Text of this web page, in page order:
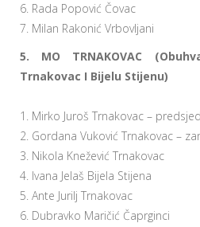
6. Rada Popović Čovac
7. Milan Rakonić Vrbovljani
5. MO TRNAKOVAC
Trnakovac I Bijelu Stijenu)
1. Mirko Juroš Trnakovac –
2. Gordana Vuković Trnakovac –
3. Nikola Knežević Trnakovac
4. Ivana Jelaš Bijela Stijena
5. Ante Jurilj Trnakovac
6. Dubravko Maričić Čaprginci